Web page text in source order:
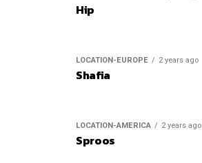
Hip
LOCATION-EUROPE 2 years ago
Shafia
LOCATION-AMERICA 2 years ago
Sproos